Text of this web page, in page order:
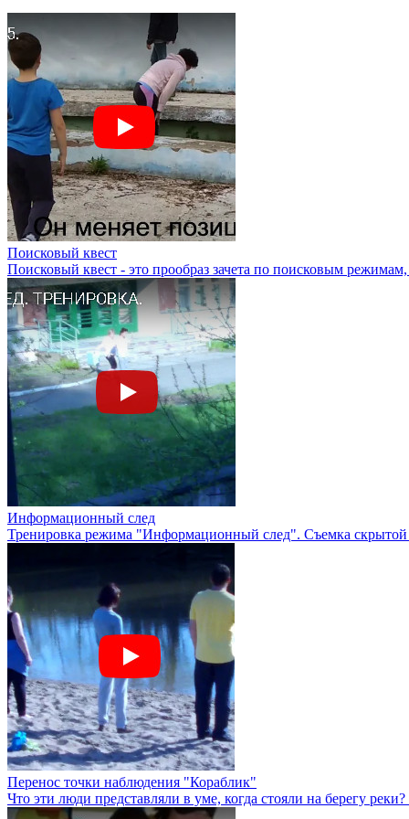
Поисковый квест
Поисковый квест - это прообраз зачета по поисковым
Информационный след
Тренировка режима "Информационный след". Съемка скрытой
Перенос точки наблюдения "Кораблик"
Что эти люди представляли в уме, когда стояли на берегу